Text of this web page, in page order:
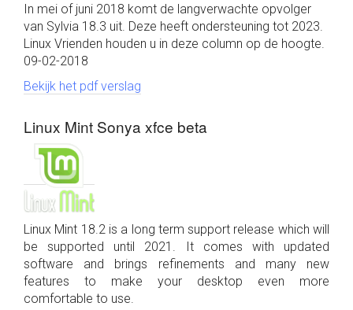
In mei of juni 2018 komt de langverwachte opvolger
van Sylvia 18.3 uit. Deze heeft ondersteuning tot 2023.
Linux Vrienden houden u in deze column op de hoogte.
09-02-2018
Bekijk het pdf verslag
Linux Mint Sonya xfce beta
Linux Mint 18.2 is a long term support release which will
be supported until 2021. It comes with updated
software and brings refinements and many new
features to make your desktop even more
comfortable to use.